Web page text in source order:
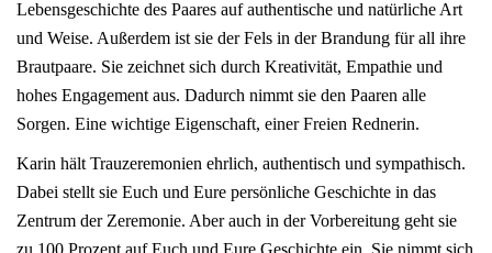
Lebensgeschichte des Paares auf authentische und natürliche Art
und Weise. Außerdem ist sie der Fels in der Brandung für all ihre
Brautpaare. Sie zeichnet sich durch Kreativität, Empathie und
hohes Engagement aus. Dadurch nimmt sie den Paaren alle
Sorgen. Eine wichtige Eigenschaft, einer Freien Rednerin.
Karin hält Trauzeremonien ehrlich, authentisch und sympathisch.
Dabei stellt sie Euch und Eure persönliche Geschichte in das
Zentrum der Zeremonie. Aber auch in der Vorbereitung geht sie
zu 100 Prozent auf Euch und Eure Geschichte ein. Sie nimmt sich